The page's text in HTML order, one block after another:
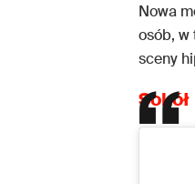
Nowa
osób, w
sceny
Sokół